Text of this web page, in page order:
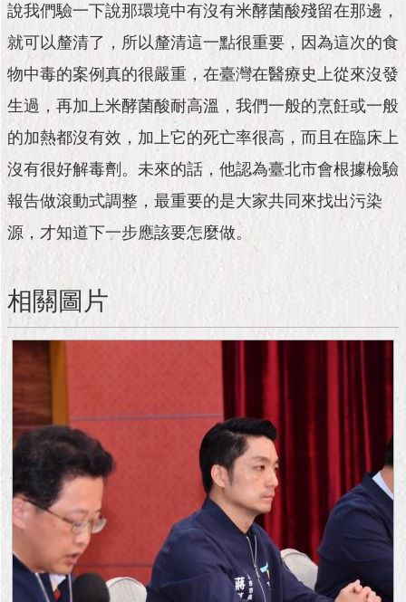
說我們驗一下說那環境中有沒有米酵菌酸殘留在那邊，
就可以釐清了，所以釐清這一點很重要，因為這次的食
物中毒的案例真的很嚴重，在臺灣在醫療史上從來沒發
生過，再加上米酵菌酸耐高溫，我們一般的烹飪或一般
的加熱都沒有效，加上它的死亡率很高，而且在臨床上
沒有很好解毒劑。未來的話，他認為臺北市會根據檢驗
報告做滾動式調整，最重要的是大家共同來找出污染
源，才知道下一步應該要怎麼做。
相關圖片